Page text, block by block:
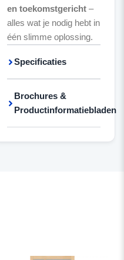
en toekomstgericht–
alles wat je nodig hebt in
één slimme oplossing.
Specificaties
Brochures &
Productinformatiebladen